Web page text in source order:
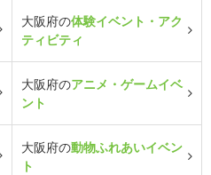
大阪府の体験イベント・アク
ティビティ
大阪府のアニメ・ゲームイベ
ント
大阪府の動物ふれあいイベン
ト